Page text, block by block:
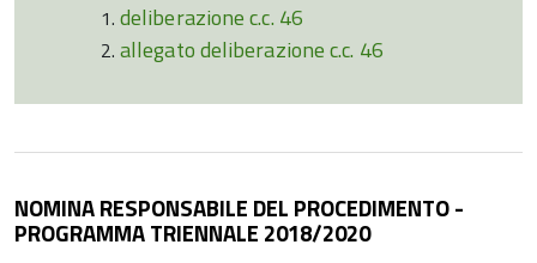
deliberazione c.c. 46
allegato deliberazione c.c. 46
NOMINA RESPONSABILE DEL PROCEDIMENTO -
PROGRAMMA TRIENNALE 2018/2020